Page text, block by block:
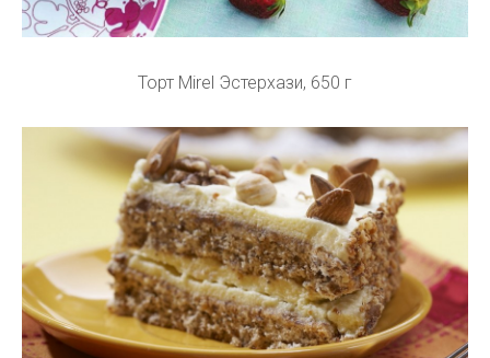
Торт Mirel Эстерхази, 650 г